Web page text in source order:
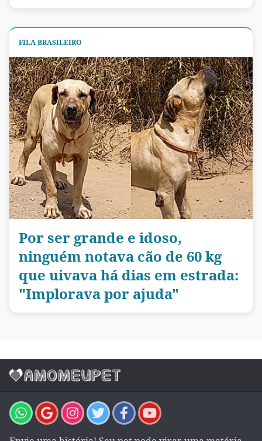
FILA BRASILEIRO
Por ser grande e idoso,
ninguém notava cão de 60 kg
que uivava há dias em estrada:
"Implorava por ajuda"